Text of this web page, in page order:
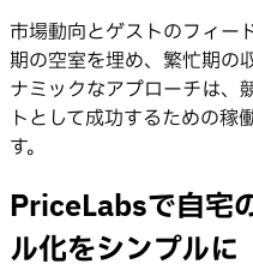
市場動向とゲストのフィー
期の空室を埋め、繁忙期の
ナミックなアプローチは、
トとして成功するための稼
す。
PriceLabsで自宅
ル化をシンプルに